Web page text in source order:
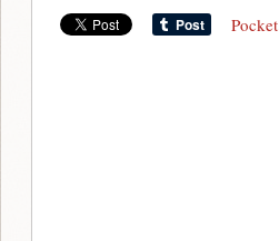
Pocket